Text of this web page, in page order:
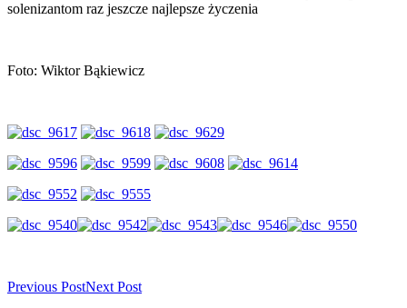
solenizantom raz jeszcze najlepsze życzenia
Foto: Wiktor Bąkiewicz
Previous PostNext Post